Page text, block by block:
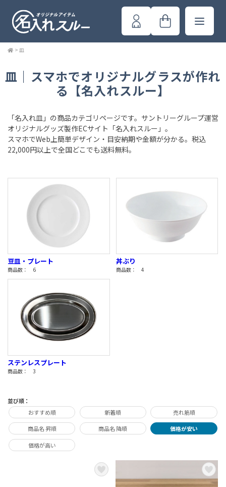
> 皿
皿｜スマホでオリジナルグラスが作れ
る【名入れスルー】
「名入れ皿」の商品カテゴリページです。サントリーグループ運営
オリジナルグッズ製作ECサイト「名入れスルー」。
スマホでWeb上簡単デザイン・目安納期や金額が分かる。税込
22,000円以上で全国どこでも送料無料。
豆皿・プレート
商品数： 6
丼ぶり
商品数： 4
ステンレスプレート
商品数： 3
並び順：
おすすめ順
新着順 売れ筋順
商品名 昇順 商品名 降順 価格が安い
価格が高い